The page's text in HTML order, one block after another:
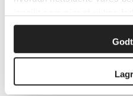
Gratis
Helsenorge.no